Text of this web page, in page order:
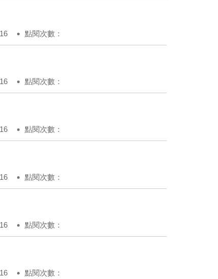
點閱次數：
點閱次數：
點閱次數：
點閱次數：
點閱次數：
點閱次數：